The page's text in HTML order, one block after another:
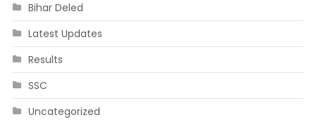
Bihar Deled
Latest Updates
Results
SSC
Uncategorized